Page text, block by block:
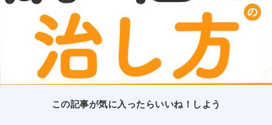
この記事が気に入ったらいいね！しよう